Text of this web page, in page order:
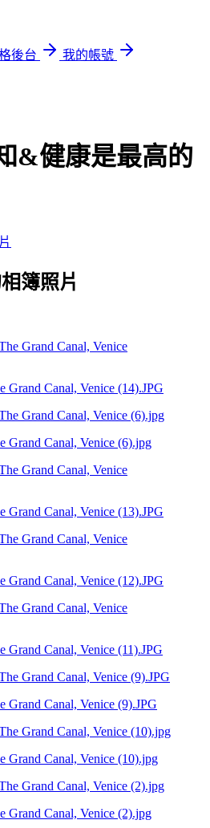
後台
我的帳號
&健康是最高的
簿照片
Grand Canal, Venice (14).JPG
Grand Canal, Venice (6).jpg
Grand Canal, Venice (13).JPG
Grand Canal, Venice (12).JPG
Grand Canal, Venice (11).JPG
Grand Canal, Venice (9).JPG
Grand Canal, Venice (10).jpg
Grand Canal, Venice (2).jpg